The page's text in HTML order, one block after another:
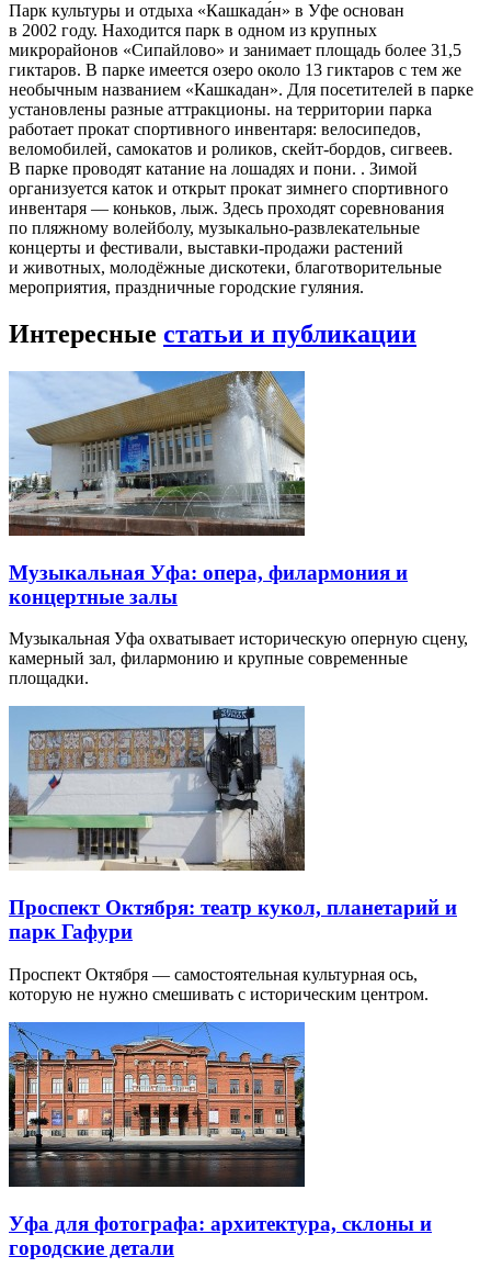
Парк культуры и отдыха «Кашкада́н» в Уфе основан
в 2002 году. Находится парк в одном из крупных
микрорайонов «Сипайлово» и занимает площадь более 31,5
гиктаров. В парке имеется озеро около 13 гиктаров с тем же
необычным названием «Кашкадан». Для посетителей в парке
установлены разные аттракционы. на территории парка
работает прокат спортивного инвентаря: велосипедов,
веломобилей, самокатов и роликов, скейт-бордов, сигвеев.
В парке проводят катание на лошадях и пони. . Зимой
организуется каток и открыт прокат зимнего спортивного
инвентаря — коньков, лыж. Здесь проходят соревнования
по пляжному волейболу, музыкально-развлекательные
концерты и фестивали, выставки-продажи растений
и животных, молодёжные дискотеки, благотворительные
мероприятия, праздничные городские гуляния.
Интересные статьи и публикации
Музыкальная Уфа: опера, филармония и
концертные залы
Музыкальная Уфа охватывает историческую оперную сцену,
камерный зал, филармонию и крупные современные
площадки.
Проспект Октября: театр кукол, планетарий и
парк Гафури
Проспект Октября — самостоятельная культурная ось,
которую не нужно смешивать с историческим центром.
Уфа для фотографа: архитектура, склоны и
городские детали